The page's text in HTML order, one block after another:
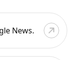
News.